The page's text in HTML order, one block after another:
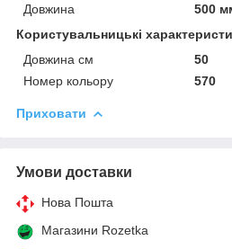
Довжина
500
Користувальницькі
Довжина см
50
Номер кольору
570
Приховати
Умови доставки
Нова Пошта
Магазини Rozetka